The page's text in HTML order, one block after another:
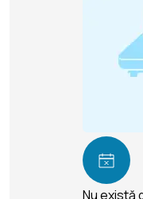
Nu există